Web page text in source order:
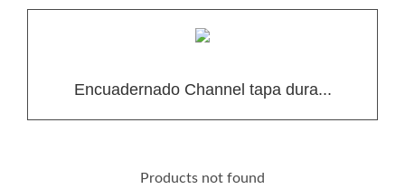
Encuadernado Channel tapa dura...
Products not found